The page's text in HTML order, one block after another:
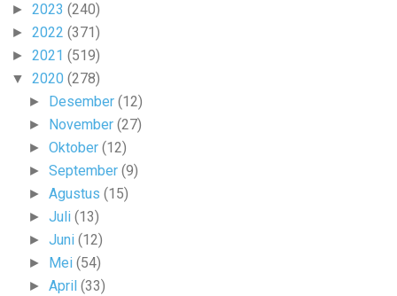
► 2023 (240)
► 2022 (371)
► 2021 (519)
▼ 2020 (278)
► Desember(12)
► November(27)
►Oktober(12)
►September(9)
►Agustus(15)
►Juli(13)
►Juni(12)
► Mei(54)
►April(33)